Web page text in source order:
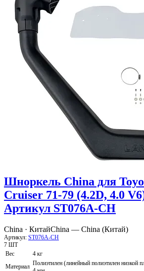
Шноркель China для
Cruiser 71-79 (4.2D, 4.0
Артикул ST076A-CH
China · КитайChina — China (Китай)
Артикул: ST076A-CH
7 ШТ
Вес
4 кг
Материал Полиэтилен (линейный полиэтилен низкой